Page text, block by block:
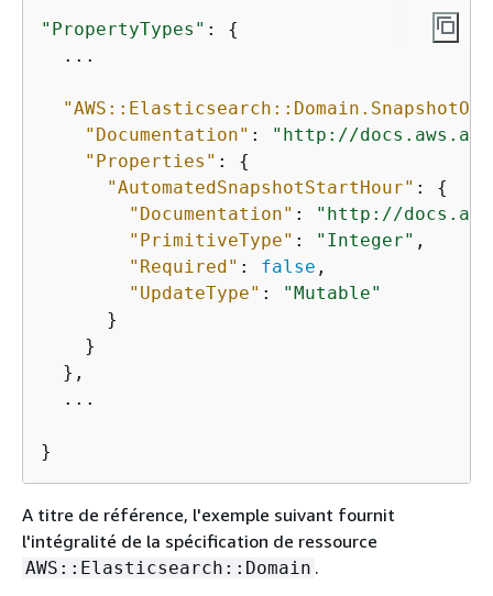
"PropertyTypes" : {
  ...
"Documentation" :
"http://
"Properties" : {
"AutomatedSnapshotStartHour" : {
"Documentation" :
"http://
"PrimitiveType" : "Integer" ,
"Required" : false ,
"UpdateType" :
"Mutable"
      }
    }
  },
  ...
}
A titre de référence, l'exemple suivant fournit
l'intégralité de la spécification de ressource
AWS::Elasticsearch::Domain .